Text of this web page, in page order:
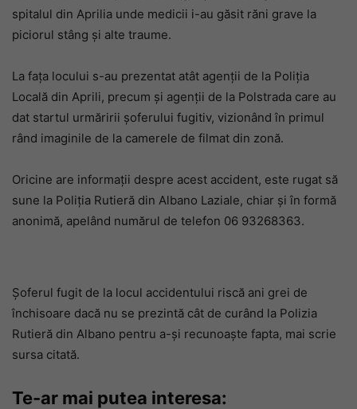
spitalul din Aprilia unde medicii i-au găsit răni grave la
piciorul stâng și alte traume.
La fața locului s-au prezentat atât agenții de la Poliția
Locală din Aprili, precum și agenții de la Polstrada care au
dat startul urmăririi șoferului fugitiv, vizionând în primul
rând imaginile de la camerele de filmat din zonă.
Oricine are informații despre acest accident, este rugat să
sune la Poliția Rutieră din Albano Laziale, chiar și în formă
anonimă, apelând numărul de telefon 06 93268363.
Șoferul fugit de la locul accidentului riscă ani grei de
închisoare dacă nu se prezintă cât de curând la Polizia
Rutieră din Albano pentru a-și recunoaște fapta, mai scrie
sursa citată.
Te-ar mai putea interesa: